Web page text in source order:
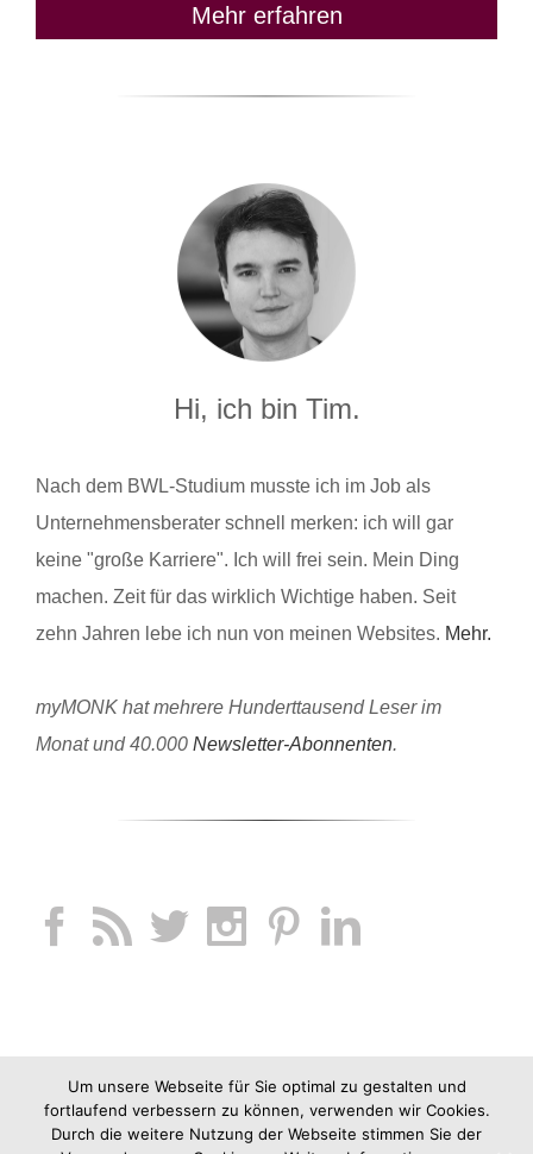
Mehr erfahren
Hi, ich bin Tim.
Nach dem BWL-Studium musste ich im Job als
Unternehmensberater schnell merken: ich will gar
keine "große Karriere". Ich will frei sein. Mein Ding
machen. Zeit für das wirklich Wichtige haben. Seit
zehn Jahren lebe ich nun von meinen Websites. Mehr.
myMONK hat mehrere Hunderttausend Leser im
Monat und 40.000 Newsletter-Abonnenten.
Um unsere Webseite für Sie optimal zu gestalten und
fortlaufend verbessern zu können, verwenden wir Cookies.
Durch die weitere Nutzung der Webseite stimmen Sie der